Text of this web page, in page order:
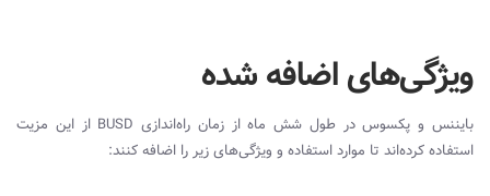
ویژگی‌های اضافه شده
بایننس و پکسوس در طول شش ماه از زمان راه‌اندازی BUSD از این مزیت
استفاده کرده‌اند تا موارد استفاده و ویژگی‌های زیر را اضافه کنند: